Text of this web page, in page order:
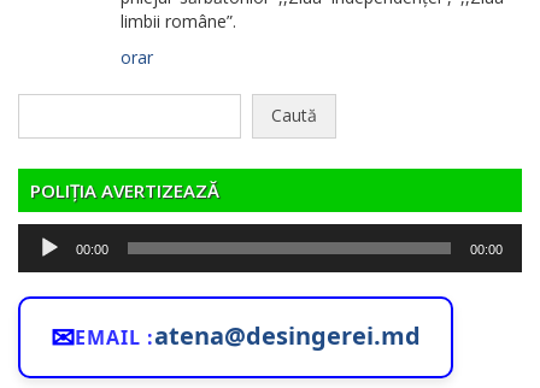
limbii române”.
orar
POLIȚIA AVERTIZEAZĂ
Player
audio
00:00 00:00
✉EMAIL :atena@desingerei.md